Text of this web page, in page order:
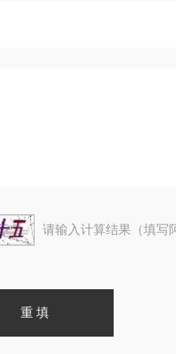
请输入计算结果（填写